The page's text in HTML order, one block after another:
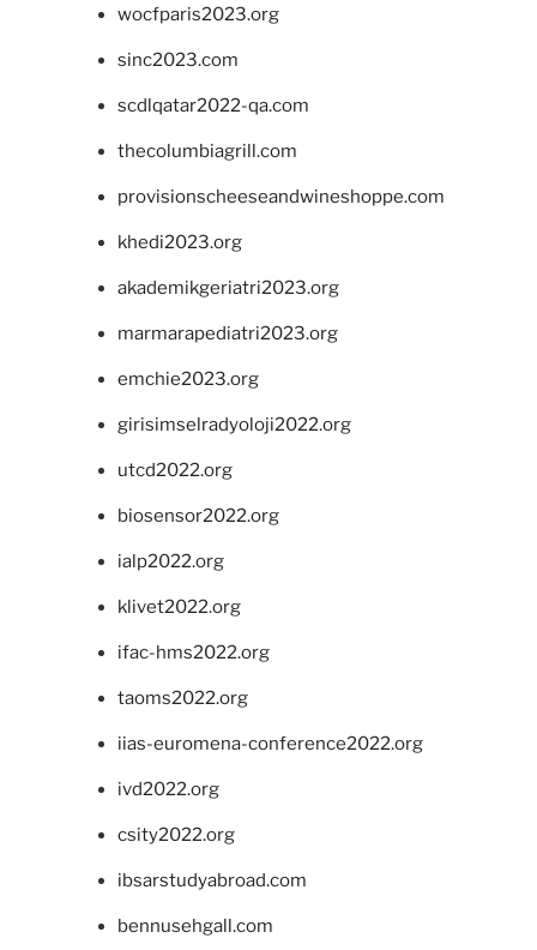
wocfparis2023.org
sinc2023.com
scdlqatar2022-qa.com
thecolumbiagrill.com
provisionscheeseandwineshoppe.com
khedi2023.org
akademikgeriatri2023.org
marmarapediatri2023.org
emchie2023.org
girisimselradyoloji2022.org
utcd2022.org
biosensor2022.org
ialp2022.org
klivet2022.org
ifac-hms2022.org
taoms2022.org
iias-euromena-conference2022.org
ivd2022.org
csity2022.org
ibsarstudyabroad.com
bennusehgall.com